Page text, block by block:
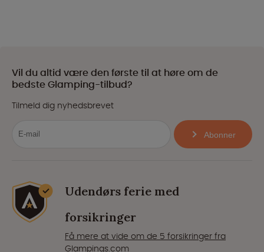
Vil du altid være den første til at høre om de
bedste Glamping-tilbud?
Tilmeld dig nyhedsbrevet
Abonner
Udendørs ferie med
forsikringer
Få mere at vide om de 5 forsikringer fra
Glampings.com